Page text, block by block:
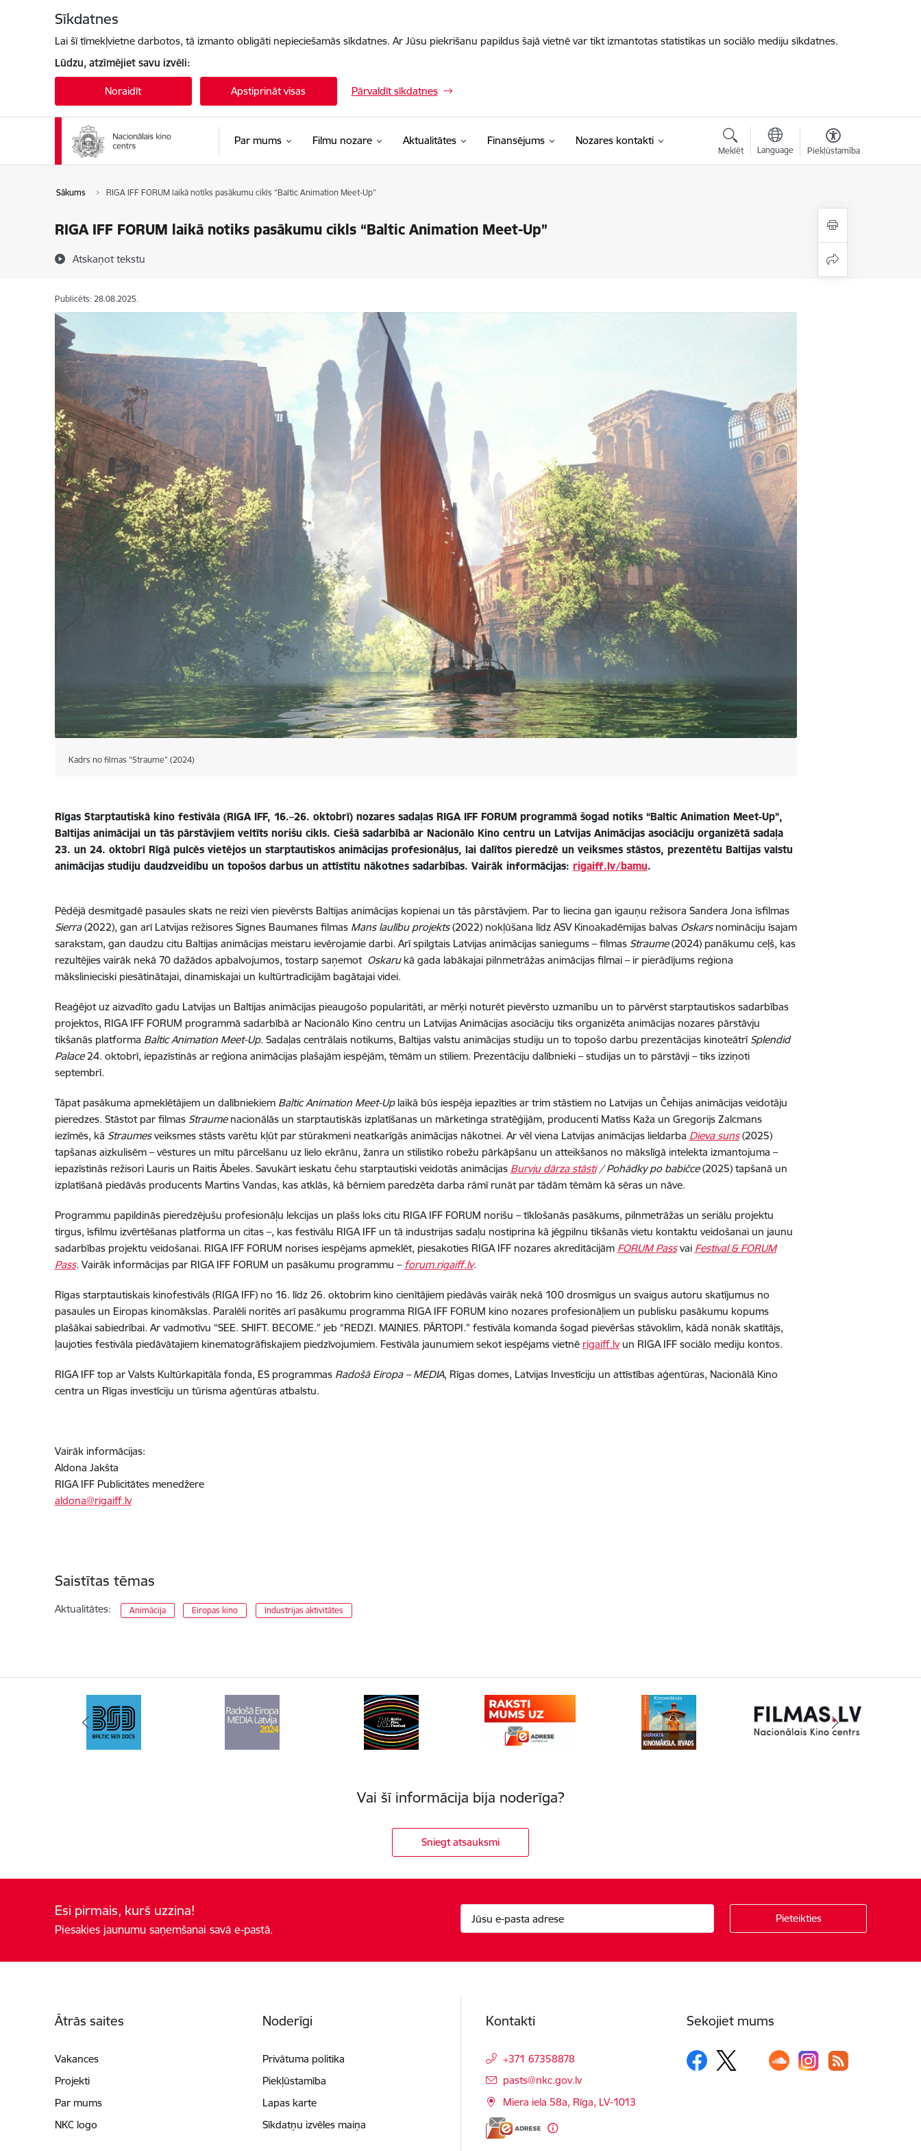
Sīkdatnes
Lai šī tīmekļvietne darbotos, tā izmanto obligāti nepieciešamās sīkdatnes. Ar Jūsu piekrišanu papildus šajā vietnē var tikt izmantotas statistikas un sociālo mediju sīkdatnes.
Lūdzu, atzīmējiet savu izvēli:
Noraidīt Apstiprināt visas Pārvaldīt sīkdatnes
Par mums Filmu nozare Aktualitātes Finansējums Nozares kontakti
Meklēt Language Piekļūstamība
Sākums RIGA IFF FORUM laikā notiks pasākumu cikls “Baltic Animation Meet-Up”
RIGA IFF FORUM laikā notiks pasākumu cikls “Baltic Animation Meet-Up”
Atskaņot tekstu
Publicēts: 28.08.2025.
Kadrs no filmas "Straume" (2024)
Rīgas Starptautiskā kino festivāla (RIGA IFF, 16.–26. oktobrī) nozares sadaļas RIGA IFF FORUMprogrammā šogad notiks “Baltic Animation Meet-Up”,
Baltijas animācijai un tās pārstāvjiem veltīts norišu cikls. Ciešā sadarbībā ar Nacionālo Kino centru un Latvijas Animācijas asociāciju organizētā sadaļa
23. un 24. oktobrī Rīgā pulcēs vietējos un starptautiskos animācijas profesionāļus, lai dalītos pieredzē un veiksmes stāstos, prezentētu Baltijas valstu
animācijas studiju daudzveidību un topošos darbus un attīstītu nākotnes sadarbības. Vairāk informācijas: rigaiff.lv/bamu.
Pēdējā desmitgadē pasaules skats ne reizi vien pievērsts Baltijas animācijas kopienai un tās pārstāvjiem. Par to liecina gan igauņu režisora Sandera Jona īsfilmas
Sierra(2022), gan arī Latvijas režisores Signes Baumanes filmas Mans laulību projekts(2022) nokļūšana līdz ASV Kinoakadēmijas balvas Oskarsnomināciju īsajam
sarakstam, gan daudzu citu Baltijas animācijas meistaru ievērojamie darbi. Arī spilgtais Latvijas animācijas saniegums – filmas Straume(2024) panākumu ceļš, kas
rezultējies vairāk nekā 70 dažādos apbalvojumos, tostarp saņemot Oskarukā gada labākajai pilnmetrāžas animācijas filmai – ir pierādījums reģiona
mākslinieciski piesātinātajai, dinamiskajai un kultūrtradīcijām bagātajai videi.
Reaģējot uz aizvadīto gadu Latvijas un Baltijas animācijas pieaugošo popularitāti, ar mērķi noturēt pievērsto uzmanību un to pārvērst starptautiskos sadarbības
projektos, RIGA IFF FORUM programmā sadarbībā ar Nacionālo Kino centru un Latvijas Animācijas asociāciju tiks organizēta animācijas nozares pārstāvju
tikšanās platforma Baltic Animation Meet-Up. Sadaļas centrālais notikums, Baltijas valstu animācijas studiju un to topošo darbu prezentācijas kinoteātrī Splendid
Palace24. oktobrī, iepazīstinās ar reģiona animācijas plašajām iespējām, tēmām un stiliem. Prezentāciju dalībnieki – studijas un to pārstāvji – tiks izziņoti
septembrī.
Tāpat pasākuma apmeklētājiem un dalībniekiem Baltic Animation Meet-Uplaikā būs iespēja iepazīties ar trim stāstiem no Latvijas un Čehijas animācijas veidotāju
pieredzes. Stāstot par filmas Straumenacionālās un starptautiskās izplatīšanas un mārketinga stratēģijām, producenti Matīss Kaža un Gregorijs Zalcmans
iezīmēs, kā Straumesveiksmes stāsts varētu kļūt par stūrakmeni neatkarīgās animācijas nākotnei. Ar vēl viena Latvijas animācijas lieldarba Dieva suns(2025)
tapšanas aizkulisēm – vēstures un mītu pārcelšanu uz lielo ekrānu, žanra un stilistiko robežu pārkāpšanu un atteikšanos no mākslīgā intelekta izmantojuma –
iepazīstinās režisori Lauris un Raitis Ābeles. Savukārt ieskatu čehu starptautiski veidotās animācijas Burvju dārza stāsti/ Pohádky po babičce(2025) tapšanā un
izplatīšanā piedāvās producents Martins Vandas, kas atklās, kā bērniem paredzēta darba rāmī runāt par tādām tēmām kā sēras un nāve.
Programmu papildinās pieredzējušu profesionāļu lekcijas un plašs loks citu RIGA IFF FORUM norišu – tīklošanās pasākums, pilnmetrāžas un seriālu projektu
tirgus, īsfilmu izvērtēšanas platforma un citas –, kas festivālu RIGA IFF un tā industrijas sadaļu nostiprina kā jēgpilnu tikšanās vietu kontaktu veidošanai un jaunu
sadarbības projektu veidošanai. RIGA IFF FORUM norises iespējams apmeklēt, piesakoties RIGA IFF nozares akreditācijām FORUM Passvai Festival & FORUM
Pass. Vairāk informācijas par RIGA IFF FORUM un pasākumu programmu – forum.rigaiff.lv.
Rīgas starptautiskais kinofestivāls (RIGA IFF) no 16. līdz 26. oktobrim kino cienītājiem piedāvās vairāk nekā 100 drosmīgus un svaigus autoru skatījumus no
pasaules un Eiropas kinomākslas. Paralēli noritēs arī pasākumu programma RIGA IFF FORUM kino nozares profesionāļiem un publisku pasākumu kopums
plašākai sabiedrībai. Ar vadmotīvu “SEE. SHIFT. BECOME.” jeb “REDZI. MAINIES. PĀRTOPI.” festivāla komanda šogad pievēršas stāvoklim, kādā nonāk skatītājs,
ļaujoties festivāla piedāvātajiem kinematogrāfiskajiem piedzīvojumiem. Festivāla jaunumiem sekot iespējams vietnē rigaiff.lvun RIGA IFF sociālo mediju kontos.
RIGA IFF top ar Valsts Kultūrkapitāla fonda, ES programmas Radošā Eiropa – MEDIA, Rīgas domes, Latvijas Investīciju un attīstības aģentūras, Nacionālā Kino
centra un Rīgas investīciju un tūrisma aģentūras atbalstu.
Vairāk informācijas:
Aldona Jakšta
RIGA IFF Publicitātes menedžere
aldona@rigaiff.lv
Saistītas tēmas
Aktualitātes: Animācija Eiropas kino Industrijas aktivitātes
Vai šī informācija bija noderīga?
Sniegt atsauksmi
Esi pirmais, kurš uzzina!
Piesakies jaunumu saņemšanai savā e-pastā.
Ātrās saites
Vakances
Projekti
Par mums
NKC logo
Noderīgi
Privātuma politika
Piekļūstamība
Lapas karte
Sīkdatņu izvēles maiņa
Kontakti
+371 67358878
E-pasts:
pasts@nkc.gov.lv
Miera iela 58a, Rīga, LV-1013
Sekojiet mums